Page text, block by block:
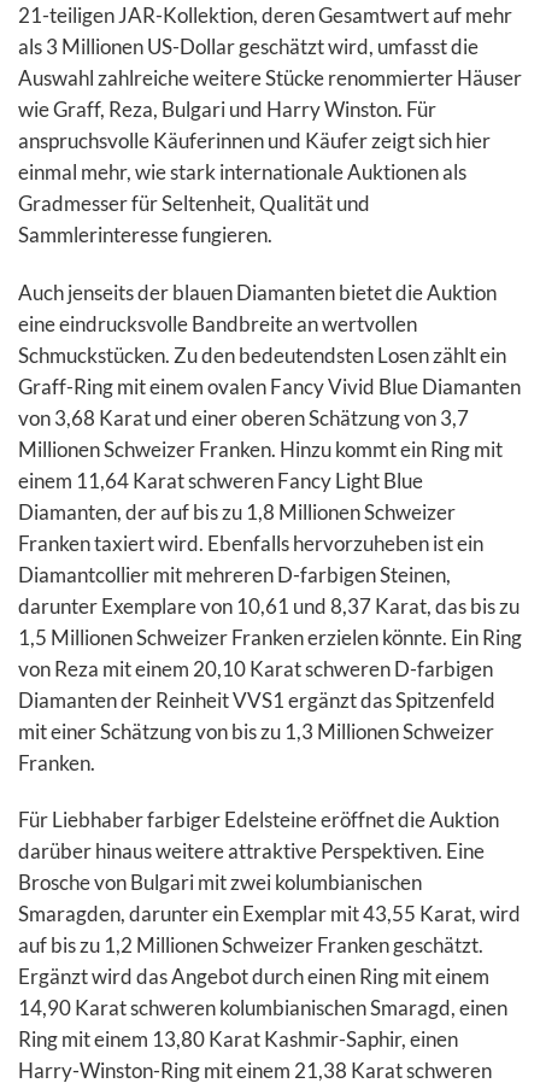
21-teiligen JAR-Kollektion, deren Gesamtwert auf mehr
als 3 Millionen US-Dollar geschätzt wird, umfasst die
Auswahl zahlreiche weitere Stücke renommierter Häuser
wie Graff, Reza, Bulgari und Harry Winston. Für
anspruchsvolle Käuferinnen und Käufer zeigt sich hier
einmal mehr, wie stark internationale Auktionen als
Gradmesser für Seltenheit, Qualität und
Sammlerinteresse fungieren.
Auch jenseits der blauen Diamanten bietet die Auktion
eine eindrucksvolle Bandbreite an wertvollen
Schmuckstücken. Zu den bedeutendsten Losen zählt ein
Graff-Ring mit einem ovalen Fancy Vivid Blue Diamanten
von 3,68 Karat und einer oberen Schätzung von 3,7
Millionen Schweizer Franken. Hinzu kommt ein Ring mit
einem 11,64 Karat schweren Fancy Light Blue
Diamanten, der auf bis zu 1,8 Millionen Schweizer
Franken taxiert wird. Ebenfalls hervorzuheben ist ein
Diamantcollier mit mehreren D-farbigen Steinen,
darunter Exemplare von 10,61 und 8,37 Karat, das bis zu
1,5 Millionen Schweizer Franken erzielen könnte. Ein Ring
von Reza mit einem 20,10 Karat schweren D-farbigen
Diamanten der Reinheit VVS1 ergänzt das Spitzenfeld
mit einer Schätzung von bis zu 1,3 Millionen Schweizer
Franken.
Für Liebhaber farbiger Edelsteine eröffnet die Auktion
darüber hinaus weitere attraktive Perspektiven. Eine
Brosche von Bulgari mit zwei kolumbianischen
Smaragden, darunter ein Exemplar mit 43,55 Karat, wird
auf bis zu 1,2 Millionen Schweizer Franken geschätzt.
Ergänzt wird das Angebot durch einen Ring mit einem
14,90 Karat schweren kolumbianischen Smaragd, einen
Ring mit einem 13,80 Karat Kashmir-Saphir, einen
Harry-Winston-Ring mit einem 21,38 Karat schweren